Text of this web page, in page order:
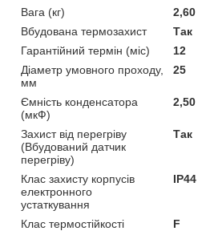
Вага (кг)
2,60
Вбудована термозахист
Так
Гарантійний термін (міс)
12
Діаметр умовного проходу,
мм
25
Ємність конденсатора
(мкФ)
2,50
Захист від перегріву
(Вбудований датчик
перегріву)
Так
Клас захисту корпусів
електронного
устаткування
IP44
Клас термостійкості
F